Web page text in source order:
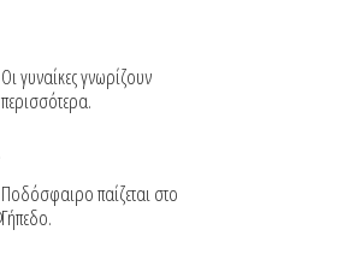
Οι γυναίκες γνωρίζουν
περισσότερα.
Ποδόσφαιρο παίζεται στο
Γήπεδο.